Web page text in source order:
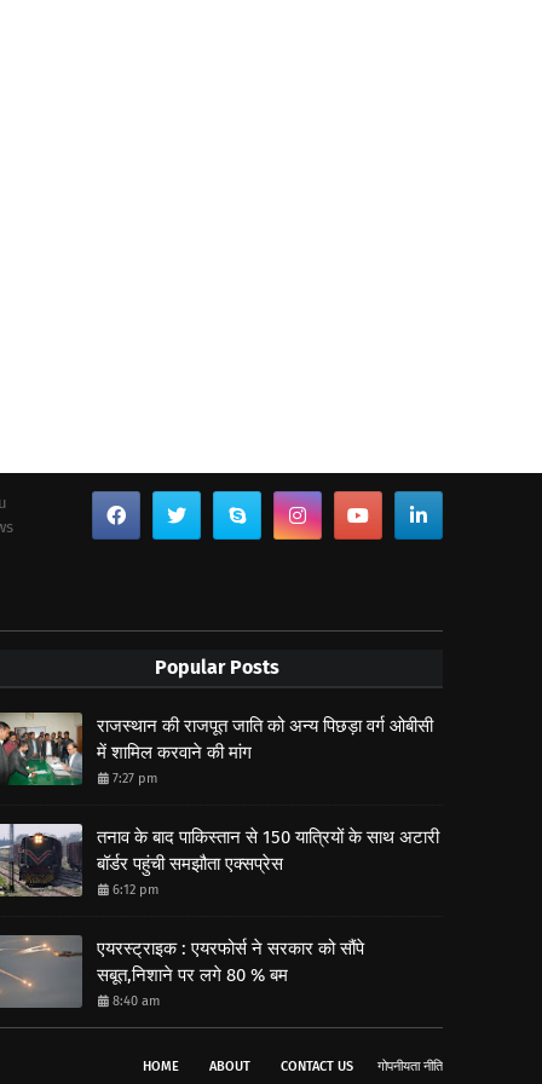
Popular Posts
राजस्थान की राजपूत जाति को अन्य पिछड़ा वर्ग ओबीसी
में शामिल करवाने की मांग
7:27 pm
तनाव के बाद पाकिस्तान से 150 यात्रियों के साथ अटारी
बॉर्डर पहुंची समझौता एक्सप्रेस
6:12 pm
एयरस्ट्राइक : एयरफोर्स ने सरकार को सौंपे
सबूत,निशाने पर लगे 80 % बम
8:40 am
HOME ABOUT CONTACT US गोपनीयता नीति